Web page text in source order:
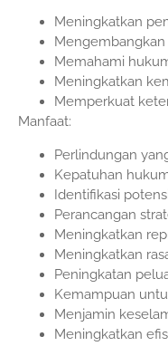
Meningkatkan
Memahami
Meningkatkan
Memperkuat
Manfaat:
Perlindungan
Kepatuhan
Identifikasi
Perancangan
Meningkatkan
Meningkatkan
Peningkatan
Kemampuan
Menjamin
Meningkatkan